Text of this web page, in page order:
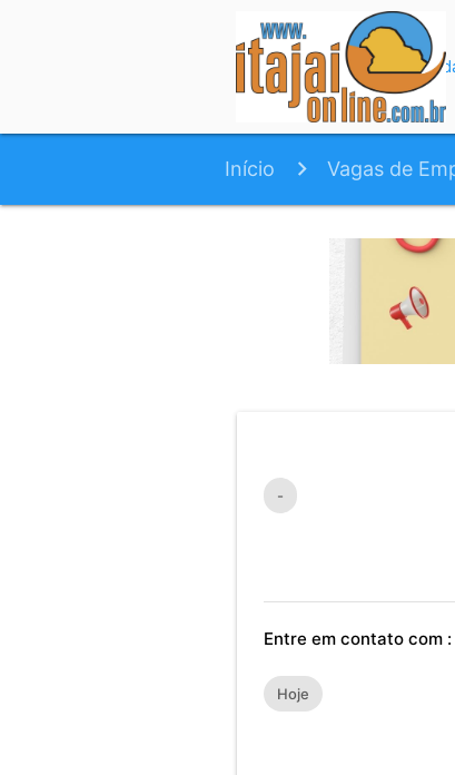
Início
Início Vagas de
-
Entre em contato com :
Hoje